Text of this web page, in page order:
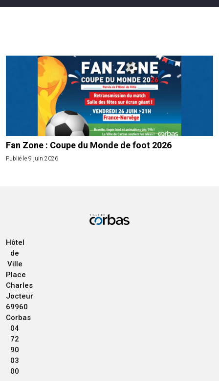
Fan Zone : Coupe du Monde de foot 2026
Publié le 9 juin 2026
Hôtel
de
Ville
Place
Charles
Jocteur
69960
Corbas
04
72
90
03
00